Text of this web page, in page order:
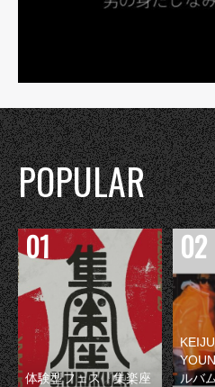
POPULAR
体験型フェス『集楽座
ルバ